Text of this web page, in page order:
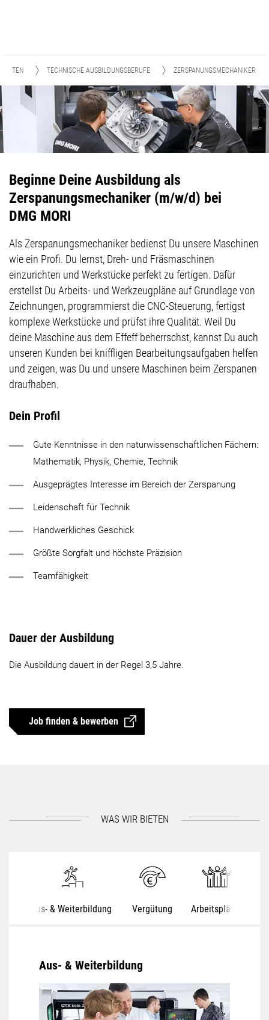
TECHNISCHE AUSBILDUNGSBERUFE ZERSPANUNGSMECHANIKER
Beginne Deine Ausbildung als
Zerspanungsmechaniker (m/w/d) bei
DMG MORI
Als Zerspanungsmechaniker bedienst Du unsere Maschinen
wie ein Profi. Du lernst, Dreh- und Fräsmaschinen
einzurichten und Werkstücke perfekt zu fertigen. Dafür
erstellst Du Arbeits- und Werkzeugpläne auf Grundlage von
Zeichnungen, programmierst die CNC-Steuerung, fertigst
komplexe Werkstücke und prüfst ihre Qualität. Weil Du
deine Maschine aus dem Effeff beherrschst, kannst Du auch
unseren Kunden bei kniffligen Bearbeitungsaufgaben helfen
und zeigen, was Du und unsere Maschinen beim Zerspanen
draufhaben.
Dein Profil
Gute Kenntnisse in den naturwissenschaftlichen Fächern:
Mathematik, Physik, Chemie, Technik
Ausgeprägtes Interesse im Bereich der Zerspanung
Leidenschaft für Technik
Handwerkliches Geschick
Größte Sorgfalt und höchste Präzision
Teamfähigkeit
Dauer der Ausbildung
Die Ausbildung dauert in der Regel 3,5 Jahre.
Job finden & bewerben
WAS WIR BIETEN
Aus- & Weiterbildung Vergütung Arbeitsplätze
Aus- & Weiterbildung